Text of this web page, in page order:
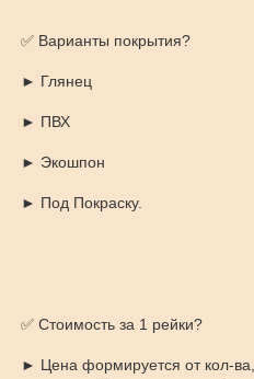
✅ Варианты покрытия?
► Глянец
► ПВХ
► Экошпон
► Под Покраску.
✅ Стоимость за 1 рейки?
► Цена формируется от кол-ва,